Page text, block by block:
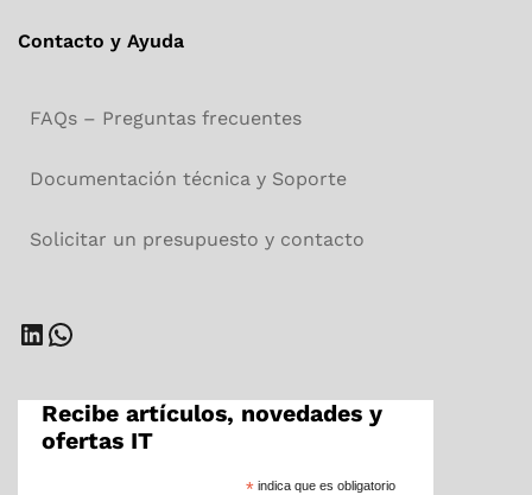
Contacto y Ayuda
FAQs – Preguntas frecuentes
Documentación técnica y Soporte
Solicitar un presupuesto y contacto
LinkedIn
WhatsApp
Recibe artículos, novedades y
ofertas IT
*indica que es obligatorio